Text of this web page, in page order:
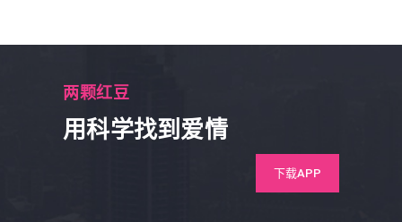
两颗红豆
用科学找到爱情
下载APP